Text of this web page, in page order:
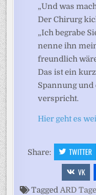
„Und was
Der Chirurg
„Ich begrabe
nenne ihn
freundlich
Das ist ein
Spannung und
verspricht.
Hier geht es
Share: TWITTER
VK
Tagged ARD